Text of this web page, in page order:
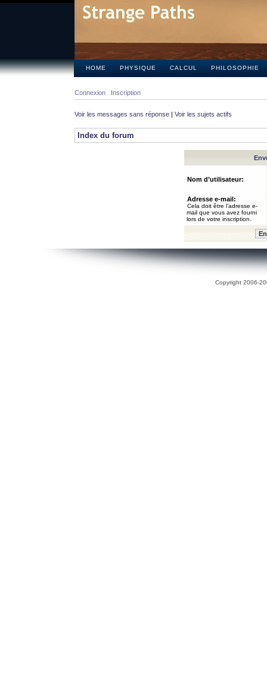
HOME PHYSIQUE CALCUL PHILOSOPHIE
Connexion Inscription
Voir les messages sans réponse | Voir les sujets actifs
Index du forum
Nom d’utilisateur:
Adresse e-mail:
Cela doit être l’adresse e-
mail que vous avez fourni
lors de votre inscription.
Copyright 2006-